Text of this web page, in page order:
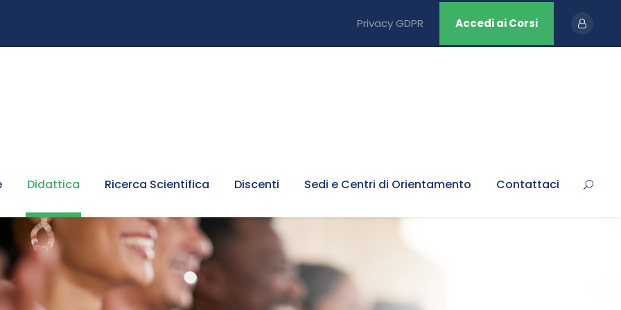
Privacy GDPR Accedi ai Corsi
Didattica Ricerca Scientifica Discenti Sedi e Centri di Orientamento Contattaci